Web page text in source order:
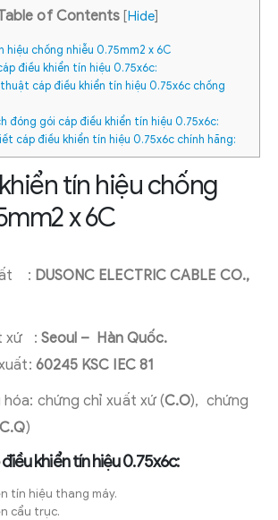
of Contents Hide]
hiệu chống nhiễu 0.75mm2 x 6C
điều khiển tín hiệu 0.75x6c:
cáp điều khiển tín hiệu 0.75x6c chống
đóng gói cáp điều khiển tín hiệu 0.75x6c:
cáp điều khiển tín hiệu 0.75x6c chính hãng:
tín hiệu chống
x 6C
: DUSONC ELECTRIC CABLE CO.,
xứ : Seoul – Hàn Quốc.
60245 KSC IEC 81
chứng chỉ xuất xứ (C.O), chứng
C.Q)
khiển tín hiệu 0.75x6c:
tín hiệu thang máy.
cẩu trục.